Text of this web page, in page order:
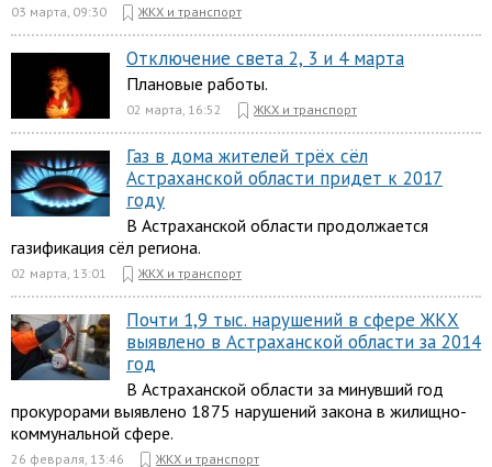
03 марта, 09:30 ЖКХ и транспорт
Отключение света 2, 3 и 4 марта
Плановые работы.
02 марта, 16:52 ЖКХ и транспорт
Газ в дома жителей трёх сёл
Астраханской области придет к 2017
году
В Астраханской области продолжается
газификация сёл региона.
02 марта, 13:01 ЖКХ и транспорт
Почти 1,9 тыс. нарушений в сфере ЖКХ
выявлено в Астраханской области за 2014
год
В Астраханской области за минувший год
прокурорами выявлено 1875 нарушений закона в жилищно-
коммунальной сфере.
26 февраля, 13:46 ЖКХ и транспорт